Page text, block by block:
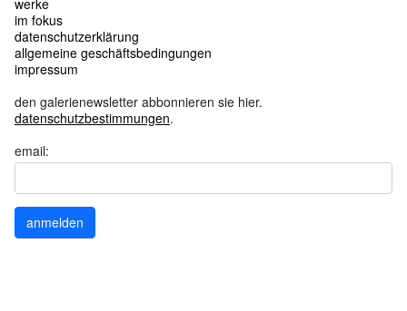
im fokus
datenschutzerklärung
allgemeine geschäftsbedingungen
impressum
den galerienewsletter abbonnieren sie hier.
datenschutzbestimmungen.
email:
anmelden